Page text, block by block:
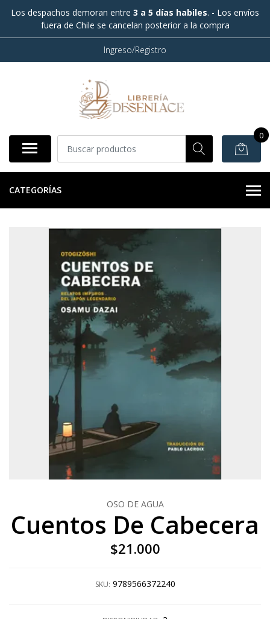
Los despachos demoran entre 3 a 5 días habiles. - Los envíos
fuera de Chile se cancelan posterior a la compra
Ingreso/Registro
0
CATEGORÍAS
OSO DE AGUA
Cuentos De Cabecera
$21.000
SKU: 9789566372240